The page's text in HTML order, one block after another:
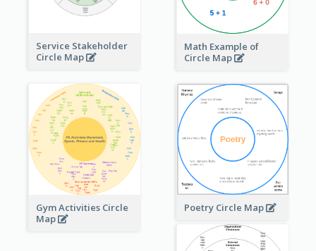
Service Stakeholder
Circle Map
Math Example of
Circle Map
Gym Activities Circle
Map
Poetry Circle Map